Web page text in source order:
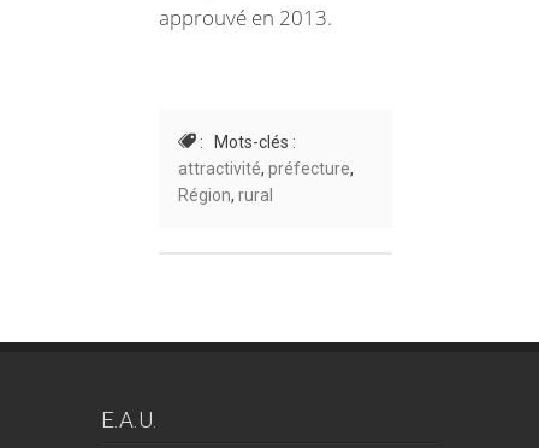
approuvé en 2013.
: Mots-clés :
attractivité, préfecture,
Région, rural
E.A.U.